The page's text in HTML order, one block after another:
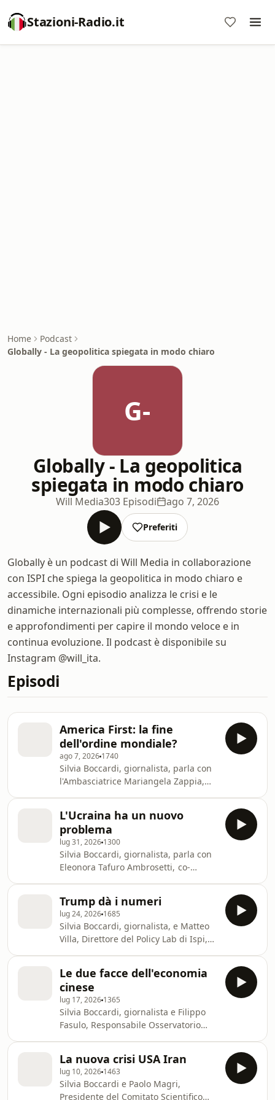
Stazioni-Radio.it
Home
Podcast
Globally - La geopolitica spiegata in modo chiaro
G-
Globally - La geopolitica
spiegata in modo chiaro
Will Media303 Episodi ago 7, 2026
Preferiti
Globally è un podcast di Will Media in collaborazione
con ISPI che spiega la geopolitica in modo chiaro e
accessibile. Ogni episodio analizza le crisi e le
dinamiche internazionali più complesse, offrendo storie
e approfondimenti per capire il mondo veloce e in
continua evoluzione. Il podcast è disponibile su
Instagram @will_ita.
Episodi
America First: la fine
dell'ordine mondiale?
ago 7, 2026 1740
Silvia Boccardi, giornalista, parla con
l'Ambasciatrice Mariangela Zappia,
se rappresenti un'eccezione
temporanea legata alla sua figura o
un cambiamento strutturale
irreversibile della politica estera degli
Stati Uniti. Fonti: CNN Unomattina
TGLa7 Scopri i corsi della New Media
Academy, la scuola di podcasting e di
L'Ucraina ha un nuovo
problema
lug 31, 2026 1300
Silvia Boccardi, giornalista, parla con
Eleonora Tafuro Ambrosetti, co-
crisi interne e esterne che deve
affrontare il governo di Zelensky.
Fonti: NBC News The Telegraph AP
Scopri i corsi della New Media
Academy, la scuola di podcasting e
digital journalism di Chora e
Will:&nbsp;https://newmediacademy.com/
Learn
Trump dà i numeri
lug 24, 2026 1685
Silvia Boccardi, giornalista, e Matteo
Villa, Direttore del Policy Lab di Ispi,
perché abbia deciso di farlo adesso.
Fonti: Ctv News DW WBNS 10TV CBS
news Learn more about your ad
choices. Visit
megaphone.fm/adchoices
Le due facce dell'economia
cinese
lug 17, 2026 1365
Silvia Boccardi, giornalista e Filippo
Fasulo, Responsabile Osservatorio
dell'economia cinese al netto del
boom dell'export. FONTI TLDR News
Global Motor1Italia Ingegneria Italia
La nuova crisi USA Iran
lug 10, 2026 1463
Silvia Boccardi e Paolo Magri,
Presidente del Comitato Scientifico